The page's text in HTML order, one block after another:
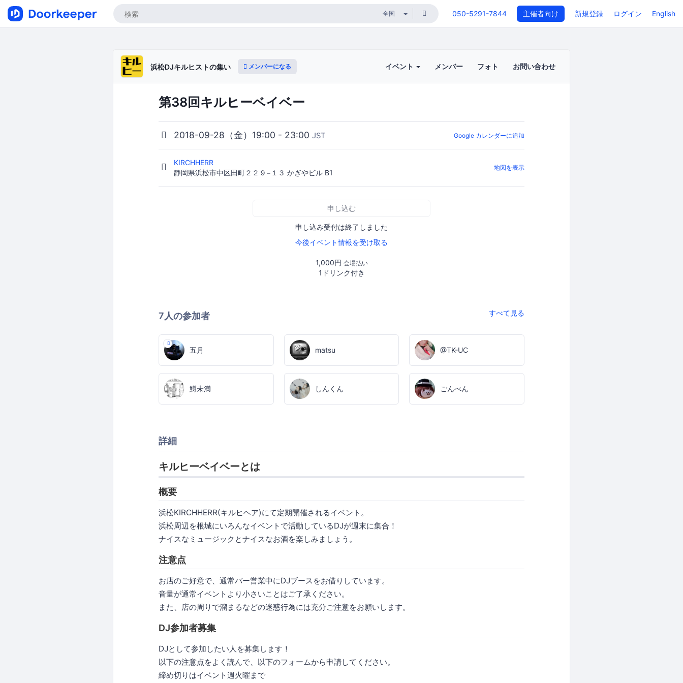
050-5291-7844 主催者向け 新規登録 ログイン English
浜松DJキルヒストの集い メンバーになる イベント メンバー フォト お問い合わせ
第38回キルヒーベイベー
2018-09-28（金）19:00 - 23:00 JST Google カレンダーに追加
KIRCHHERR
静岡県浜松市中区田町２２９−１３ かぎやビル B1
地図を表示
申し込む
申し込み受付は終了しました
今後イベント情報を受け取る
1,000円 会場払い
1ドリンク付き
7人の参加者 すべて見る
五月 matsu @TK-UC
鱒未満 しんくん ごんべん
詳細
キルヒーベイベーとは
概要
浜松KIRCHHERR(キルヒヘア)にて定期開催されるイベント。
浜松周辺を根城にいろんなイベントで活動しているDJが週末に集合！
ナイスなミュージックとナイスなお酒を楽しみましょう。
注意点
お店のご好意で、通常バー営業中にDJブースをお借りしています。
音量が通常イベントより小さいことはご了承ください。
また、店の周りで溜まるなどの迷惑行為には充分ご注意をお願いします。
DJ参加者募集
DJとして参加したい人を募集します！
以下の注意点をよく読んで、以下のフォームから申請してください。
締め切りはイベント週火曜まで